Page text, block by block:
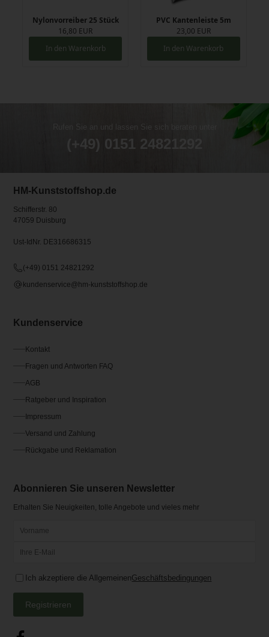
Nylonvorreiber 25 Stück
16,80 EUR
In den Warenkorb
PVC Kantenleiste 5m
23,00 EUR
In den Warenkorb
Rufen Sie an und lassen Sie sich beraten unter
(+49) 0151 24821292
HM-Kunststoffshop.de
Schifferstr. 80
47059 Duisburg
Ust-IdNr. DE316686315
(+49) 0151 24821292
kundenservice@hm-kunststoffshop.de
Kundenservice
Kontakt
Fragen und Antworten FAQ
AGB
Ratgeber und Inspiration
Impressum
Versand und Zahlung
Rückgabe und Reklamation
Abonnieren Sie unseren Newsletter
Erhalten Sie Neuigkeiten, tolle Angebote und vieles mehr
Ich akzeptiere die AllgemeinenGeschäftsbedingungen
Registrieren